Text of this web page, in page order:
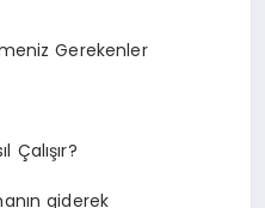
Gerekenler
Çalışır?
giderek